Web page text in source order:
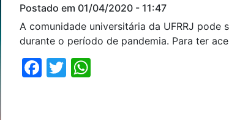
Postado em 01/04/2020 - 11:47
A comunidade universitária da UFRRJ
durante o período de pandemia. Para ter
Facebook
Twitter